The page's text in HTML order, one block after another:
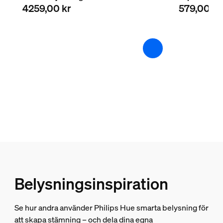
Färgväxlande (LED)
Färgtemperatur
2000-6500 K
Ljusslinga/Lightstrip
4259,00 kr 579,00 kr
Belysningsinspiration
Se hur andra använder Philips Hue smarta belysning för
att skapa stämning – och dela dina egna